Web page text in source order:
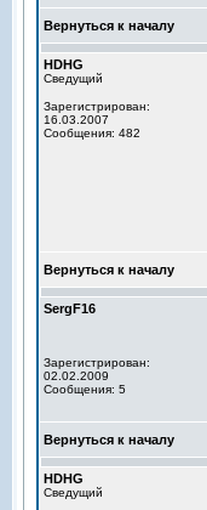
Вернуться к началу
HDHG
Сведущий
Зарегистрирован:
16.03.2007
Сообщения: 482
Вернуться к началу
SergF16
Зарегистрирован:
02.02.2009
Сообщения: 5
Вернуться к началу
HDHG
Сведущий